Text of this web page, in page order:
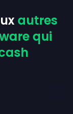
autres
qui